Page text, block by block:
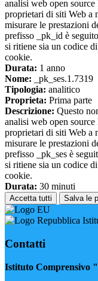
analisi web open
proprietari di siti Web a
misurare le prestazioni
prefisso _pk_id è
si ritiene sia un codice
cookie.
Durata: 1 anno
Nome: _pk_ses.1.7319
Tipologia: analitico
Proprieta: Prima parte
Descrizione: Questo
analisi web open
proprietari di siti Web a
misurare le prestazioni
prefisso _pk_ses è
si ritiene sia un codice
cookie.
Durata: 30 minuti
Accetta tutti Salva le
Contatti
Istituto Comprensivo